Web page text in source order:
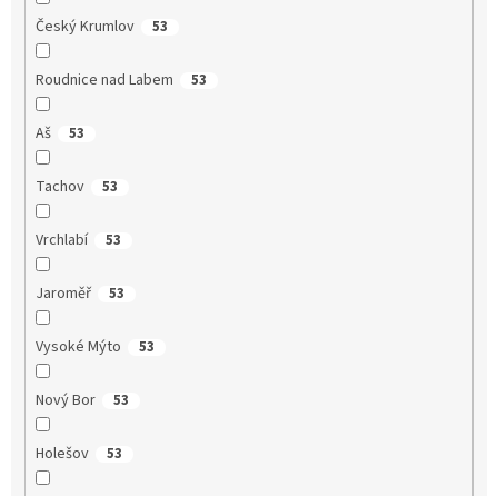
Český Krumlov 53
Roudnice nad Labem 53
Aš 53
Tachov 53
Vrchlabí 53
Jaroměř 53
Vysoké Mýto 53
Nový Bor 53
Holešov 53